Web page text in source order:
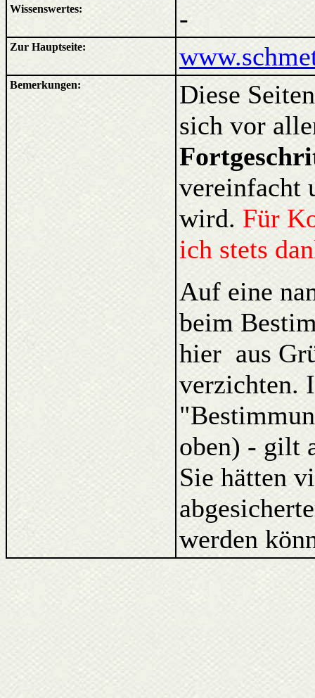
Wissenswertes: -
Zur Hauptseite:
Bemerkungen:
Diese
sich vor
vereinfacht
wird. Für
ich stets
Auf eine
beim
hier aus
verzichten.
oben) - gilt
Sie hätten
werden